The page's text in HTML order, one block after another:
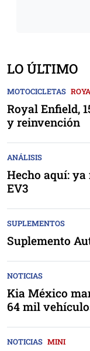
LO ÚLTIMO
MOTOCICLETAS
Royal Enfield,
y reinvención
ANÁLISIS
Hecho aquí:
EV3
SUPLEMENTOS
Suplemento
NOTICIAS
Kia México
64 mil
NOTICIAS MINI